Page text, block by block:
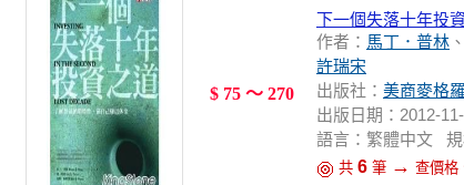
$ 75 ～ 270
下一個失落十年投
作者： 馬丁．普林 、
許瑞宋
出版社： 美商麥格
出版日期：2012-
語言：繁體中文 規
共 6 筆 → 查價格